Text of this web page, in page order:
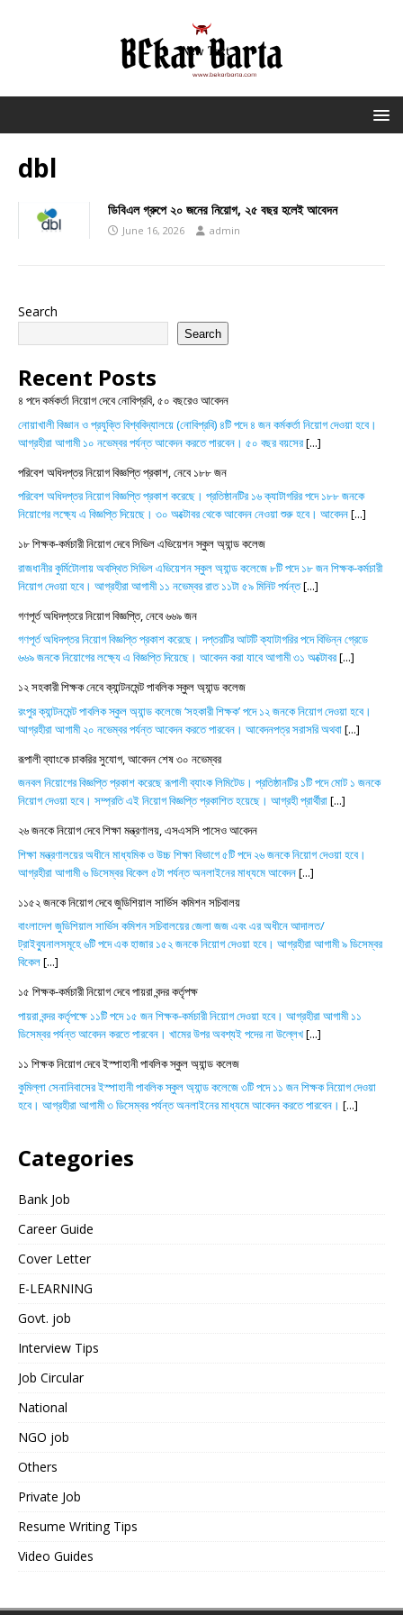
dbl
ডিবিএল গ্রুপে ২০ জনের নিয়োগ, ২৫ বছর হলেই আবেদন
June 16, 2026 admin
Search
Search
Recent Posts
৪ পদে কর্মকর্তা নিয়োগ দেবে নোবিপ্রবি, ৫০ বছরেও আবেদন
নোয়াখালী বিজ্ঞান ও প্রযুক্তি বিশ্ববিদ্যালয়ে (নোবিপ্রবি) ৪টি পদে ৪ জন কর্মকর্তা নিয়োগ দেওয়া হবে।
আগ্রহীরা আগামী ১০ নভেম্বর পর্যন্ত আবেদন করতে পারবেন। ৫০ বছর বয়সের[...]
পরিবেশ অধিদপ্তর নিয়োগ বিজ্ঞপ্তি প্রকাশ, নেবে ১৮৮ জন
পরিবেশ অধিদপ্তর নিয়োগ বিজ্ঞপ্তি প্রকাশ করেছে। প্রতিষ্ঠানটির ১৬ ক্যাটাগরির পদে ১৮৮ জনকে
নিয়োগের লক্ষ্যে এ বিজ্ঞপ্তি দিয়েছে। ৩০ অক্টোবর থেকে আবেদন নেওয়া শুরু হবে। আবেদন[...]
১৮ শিক্ষক-কর্মচারী নিয়োগ দেবে সিভিল এভিয়েশন স্কুল অ্যান্ড কলেজ
রাজধানীর কুর্মিটোলায় অবস্থিত সিভিল এভিয়েশন স্কুল অ্যান্ড কলেজে ৮টি পদে ১৮ জন শিক্ষক-কর্মচারী
নিয়োগ দেওয়া হবে। আগ্রহীরা আগামী ১১ নভেম্বর রাত ১১টা ৫৯ মিনিট পর্যন্ত[...]
গণপূর্ত অধিদপ্তরে নিয়োগ বিজ্ঞপ্তি, নেবে ৬৬৯ জন
গণপূর্ত অধিদপ্তর নিয়োগ বিজ্ঞপ্তি প্রকাশ করেছে। দপ্তরটির আটটি ক্যাটাগরির পদে বিভিন্ন গ্রেডে
৬৬৯ জনকে নিয়োগের লক্ষ্যে এ বিজ্ঞপ্তি দিয়েছে। আবেদন করা যাবে আগামী ৩১ অক্টোবর[...]
১২ সহকারী শিক্ষক নেবে ক্যান্টনমেন্ট পাবলিক স্কুল অ্যান্ড কলেজ
রংপুর ক্যান্টনমেন্ট পাবলিক স্কুল অ্যান্ড কলেজে ‘সহকারী শিক্ষক’ পদে ১২ জনকে নিয়োগ দেওয়া হবে।
আগ্রহীরা আগামী ২০ নভেম্বর পর্যন্ত আবেদন করতে পারবেন। আবেদনপত্র সরাসরি অথবা[...]
রূপালী ব্যাংকে চাকরির সুযোগ, আবেদন শেষ ৩০ নভেম্বর
জনবল নিয়োগের বিজ্ঞপ্তি প্রকাশ করেছে রূপালী ব্যাংক লিমিটেড। প্রতিষ্ঠানটির ১টি পদে মোট ১ জনকে
নিয়োগ দেওয়া হবে। সম্প্রতি এই নিয়োগ বিজ্ঞপ্তি প্রকাশিত হয়েছে। আগ্রহী প্রার্থীরা[...]
২৬ জনকে নিয়োগ দেবে শিক্ষা মন্ত্রণালয়, এসএসসি পাসেও আবেদন
শিক্ষা মন্ত্রণালয়ের অধীনে মাধ্যমিক ও উচ্চ শিক্ষা বিভাগে ৫টি পদে ২৬ জনকে নিয়োগ দেওয়া হবে।
আগ্রহীরা আগামী ৬ ডিসেম্বর বিকেল ৫টা পর্যন্ত অনলাইনের মাধ্যমে আবেদন[...]
১১৫২ জনকে নিয়োগ দেবে জুডিশিয়াল সার্ভিস কমিশন সচিবালয়
বাংলাদেশ জুডিশিয়াল সার্ভিস কমিশন সচিবালয়ের জেলা জজ এবং এর অধীনে আদালত/
ট্রাইব্যুনালসমূহে ৬টি পদে এক হাজার ১৫২ জনকে নিয়োগ দেওয়া হবে। আগ্রহীরা আগামী ৯ ডিসেম্বর
বিকেল[...]
১৫ শিক্ষক-কর্মচারী নিয়োগ দেবে পায়রা বন্দর কর্তৃপক্ষ
পায়রা বন্দর কর্তৃপক্ষে ১১টি পদে ১৫ জন শিক্ষক-কর্মচারী নিয়োগ দেওয়া হবে। আগ্রহীরা আগামী ১১
ডিসেম্বর পর্যন্ত আবেদন করতে পারবেন। খামের উপর অবশ্যই পদের না উল্লেখ[...]
১১ শিক্ষক নিয়োগ দেবে ইস্পাহানী পাবলিক স্কুল অ্যান্ড কলেজ
কুমিল্লা সেনানিবাসের ইস্পাহানী পাবলিক স্কুল অ্যান্ড কলেজে ৩টি পদে ১১ জন শিক্ষক নিয়োগ দেওয়া
হবে। আগ্রহীরা আগামী ৩ ডিসেম্বর পর্যন্ত অনলাইনের মাধ্যমে আবেদন করতে পারবেন। [...]
Categories
Bank Job
Career Guide
Cover Letter
E-LEARNING
Govt. job
Interview Tips
Job Circular
National
NGO job
Others
Private Job
Resume Writing Tips
Video Guides